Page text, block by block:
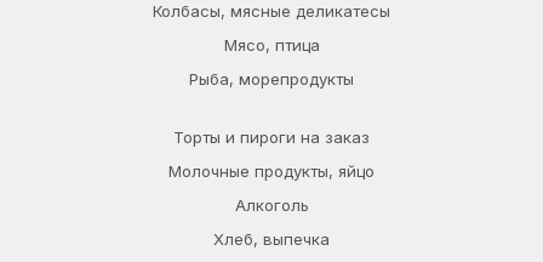
Колбасы, мясные деликатесы
Мясо, птица
Рыба, морепродукты
Торты и пироги на заказ
Молочные продукты, яйцо
Алкоголь
Хлеб, выпечка